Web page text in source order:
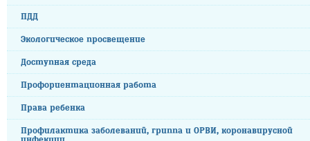
ПДД
Экологическое просвещение
Доступная среда
Профориентационная работа
Права ребенка
Профилактика заболеваний, гриппа и ОРВИ, коронавирусной